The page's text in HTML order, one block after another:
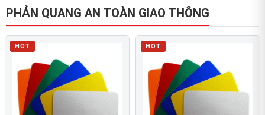
PHẢN QUANG AN TOÀN GIAO THÔNG
HOT HOT